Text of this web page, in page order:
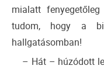
mialatt
tudom, hogy a
hallgatásomban!
– Hát – húzódott